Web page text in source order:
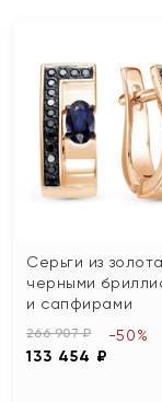
Серьги из
черными
и сапфирами
266 907 ₽
133 454 ₽
-50%